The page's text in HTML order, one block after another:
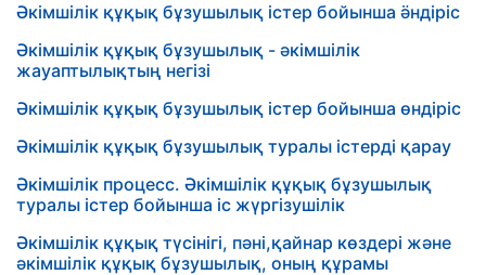
Әкімшілік құқық бұзушылық істер бойынша ӛндіріс
Әкімшілік құқық бұзушылық - әкімшілік
жауаптылықтың негізі
Әкімшілік құқық бұзушылық істер бойынша өндіріс
Әкімшілік құқық бұзушылық туралы істерді қарау
Әкімшілік процесс. Әкімшілік құқық бұзушылық
туралы істер бойынша іс жүргізушілік
Әкімшілік құқық түсінігі, пәні,қайнар көздері және
әкімшілік құқық бұзушылық, оның құрамы